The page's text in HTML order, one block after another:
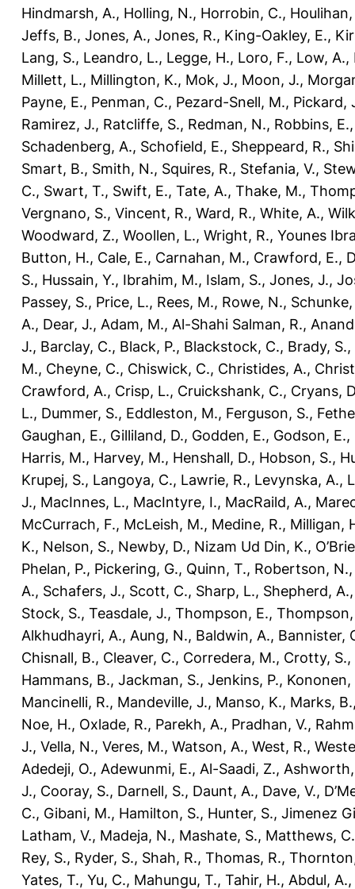
Hindmarsh, A., Holling, N., Horrobin, C., Houlihan,
Jeffs, B., Jones, A., Jones, R., King-Oakley, E.,
Lang, S., Leandro, L., Legge, H., Loro, F., Low, A.,
Millett, L., Millington, K., Mok, J., Moon, J.,
Payne, E., Penman, C., Pezard-Snell, M., Pickard,
Ramirez, J., Ratcliffe, S., Redman, N., Robbins, E.
Schadenberg, A., Schofield, E., Sheppeard, R.,
Smart, B., Smith, N., Squires, R., Stefania, V.,
C., Swart, T., Swift, E., Tate, A., Thake, M.,
Vergnano, S., Vincent, R., Ward, R., White, A.,
Woodward, Z., Woollen, L., Wright, R., Younes
Button, H., Cale, E., Carnahan, M., Crawford, E.,
S., Hussain, Y., Ibrahim, M., Islam, S., Jones, J.,
Passey, S., Price, L., Rees, M., Rowe, N.,
A., Dear, J., Adam, M., Al-Shahi Salman, R.,
J., Barclay, C., Black, P., Blackstock, C., Brady, S.,
M., Cheyne, C., Chiswick, C., Christides, A.,
Crawford, A., Crisp, L., Cruickshank, C., Cryans,
L., Dummer, S., Eddleston, M., Ferguson, S.,
Gaughan, E., Gilliland, D., Godden, E., Godson, E.,
Harris, M., Harvey, M., Henshall, D., Hobson, S.,
Krupej, S., Langoya, C., Lawrie, R., Levynska, A.,
J., MacInnes, L., MacIntyre, I., MacRaild, A.,
McCurrach, F., McLeish, M., Medine, R., Milligan,
K., Nelson, S., Newby, D., Nizam Ud Din, K.,
Phelan, P., Pickering, G., Quinn, T., Robertson, N.
A., Schafers, J., Scott, C., Sharp, L., Shepherd, A.
Stock, S., Teasdale, J., Thompson, E.,
Alkhudhayri, A., Aung, N., Baldwin, A., Bannister,
Chisnall, B., Cleaver, C., Corredera, M., Crotty, S.,
Hammans, B., Jackman, S., Jenkins, P., Kononen,
Mancinelli, R., Mandeville, J., Manso, K., Marks, B.
Noe, H., Oxlade, R., Parekh, A., Pradhan, V.,
J., Vella, N., Veres, M., Watson, A., West, R.,
Adedeji, O., Adewunmi, E., Al-Saadi, Z.,
J., Cooray, S., Darnell, S., Daunt, A., Dave, V.,
C., Gibani, M., Hamilton, S., Hunter, S., Jimenez
Latham, V., Madeja, N., Mashate, S., Matthews, C.
Rey, S., Ryder, S., Shah, R., Thomas, R.,
Yates, T., Yu, C., Mahungu, T., Tahir, H., Abdul, A.,